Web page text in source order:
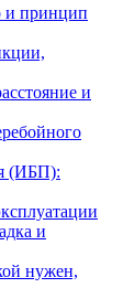
и принцип
и
(ИБП):
и
нужен,